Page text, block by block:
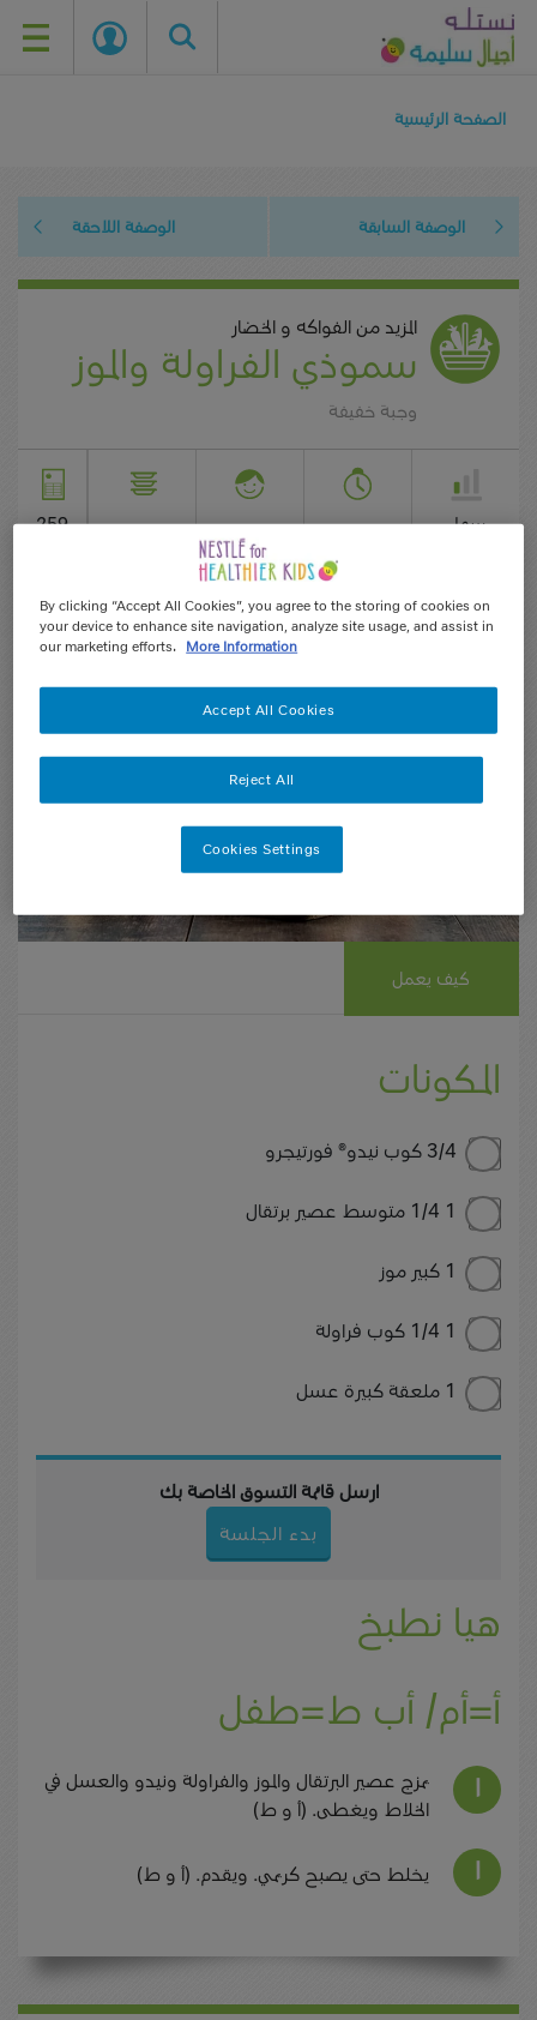
الصفحة الرئيسية
الوصفة اللاحقة الوصفة السابقة
المزيد من الفواكه و الخضار
سموذي الفراولة والموز
وجبة خفيفة
سهل
الإعداد
4-13
الفئة العمرية
259
كيف يعمل
المكونات
3/4 كوب نيدو® فورتيجرو
1 1/4 متوسط عصير برتقال
1 كبير موز
1 1/4 كوب فراولة
1 ملعقة كبيرة عسل
ارسل قائمة التسوق الخاصة بك
بدء الجلسة
هيا نطبخ
أ=أم/ أب ط=طفل
يمزج عصير البرتقال والموز والفراولة ونيدو والعسل في
الخلاط ويغطى. (أ و ط)
يخلط حتى يصبح كريمي. ويقدم. (أ و ط)
By clicking “Accept All Cookies”, you agree to the storing of cookies on
your device to enhance site navigation, analyze site usage, and assist in
our marketing efforts. More Information
Reject All
Accept All Cookies
Cookies Settings